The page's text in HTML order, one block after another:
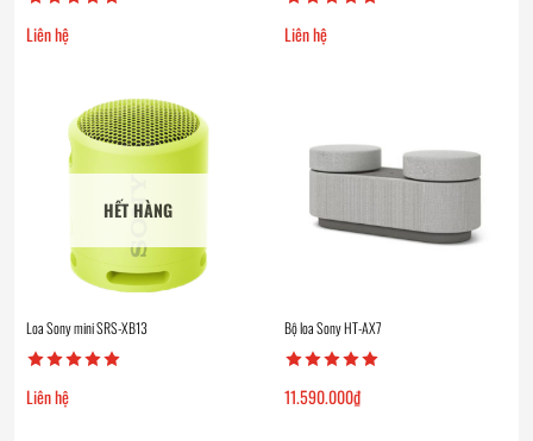
Liên hệ Liên hệ
HẾT HÀNG
Loa Sony mini SRS-XB13
Liên hệ
Bộ loa Sony HT-AX7
11.590.000₫